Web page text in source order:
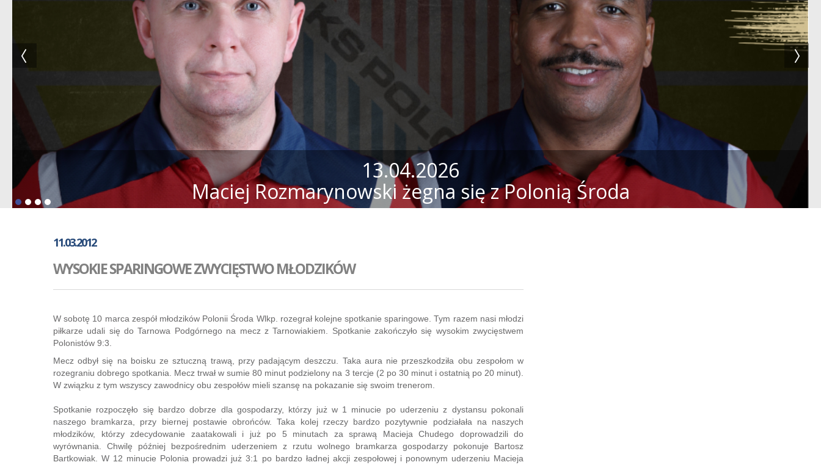
13.04.2026
Maciej Rozmarynowski żegna się z Polonią Środa
11.03.2012
WYSOKIE SPARINGOWE ZWYCIĘSTWO MŁODZIKÓW
W sobotę 10 marca zespół młodzików Polonii Środa Wlkp. rozegrał kolejne spotkanie sparingowe. Tym razem nasi młodzi
piłkarze udali się do Tarnowa Podgórnego na mecz z Tarnowiakiem. Spotkanie zakończyło się wysokim zwycięstwem
Polonistów 9:3.
Mecz odbył się na boisku ze sztuczną trawą, przy padającym deszczu. Taka aura nie przeszkodziła obu zespołom w
rozegraniu dobrego spotkania. Mecz trwał w sumie 80 minut podzielony na 3 tercje (2 po 30 minut i ostatnią po 20 minut).
W związku z tym wszyscy zawodnicy obu zespołów mieli szansę na pokazanie się swoim trenerom.
Spotkanie rozpoczęło się bardzo dobrze dla gospodarzy, którzy już w 1 minucie po uderzeniu z dystansu pokonali
naszego bramkarza, przy biernej postawie obrońców. Taka kolej rzeczy bardzo pozytywnie podziałała na naszych
młodzików, którzy zdecydowanie zaatakowali i już po 5 minutach za sprawą Macieja Chudego doprowadzili do
wyrównania. Chwilę później bezpośrednim uderzeniem z rzutu wolnego bramkarza gospodarzy pokonuje Bartosz
Bartkowiak. W 12 minucie Polonia prowadzi już 3:1 po bardzo ładnej akcji zespołowej i ponownym uderzeniu Macieja